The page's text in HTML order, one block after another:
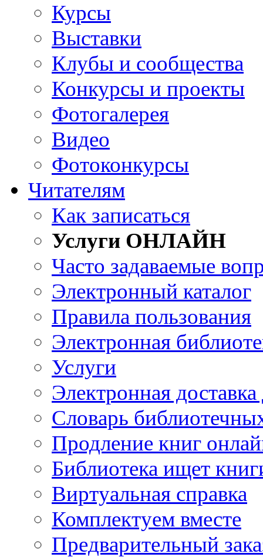
Курсы
Выставки
Клубы и сообщества
Конкурсы и проекты
Фотогалерея
Видео
Фотоконкурсы
Читателям
Как записаться
Услуги ОНЛАЙН
Часто задаваемые
Электронный каталог
Правила пользования
Электронная
Услуги
Электронная
Словарь
Продление книг
Библиотека ищет
Виртуальная справка
Комплектуем вместе
Предварительный